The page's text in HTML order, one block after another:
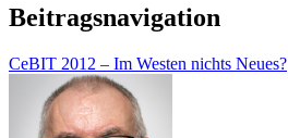
Beitragsnavigation
CeBIT 2012 – Im Westen nichts Neues?